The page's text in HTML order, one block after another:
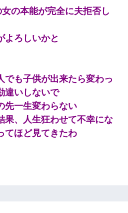
になった。しかし元職場の主要取
ったので…
旦那「やっぱり托卵だったんだ…」
なにかの間違いだ！取り違え
中に長女から信じられない言葉を受
の本能が完全に夫拒否し
よろしいかと
でも子供が出来たら変わっ
違いしないで
先一生変わらない
果、人生狂わせて不幸にな
てほど見てきたわ